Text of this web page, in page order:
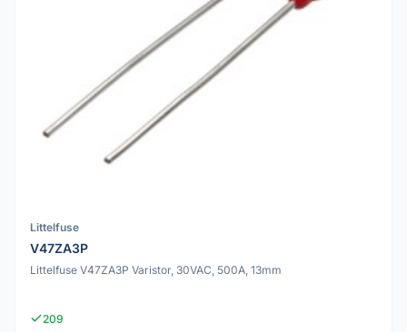
Littelfuse
V47ZA3P
Littelfuse V47ZA3P Varistor, 30VAC, 500A, 13mm
209